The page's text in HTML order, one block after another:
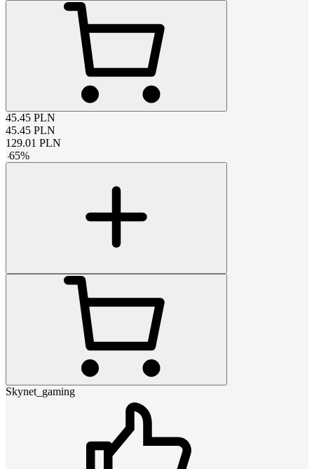
45.45 PLN
45.45 PLN
129.01 PLN
-65%
Skynet_gaming